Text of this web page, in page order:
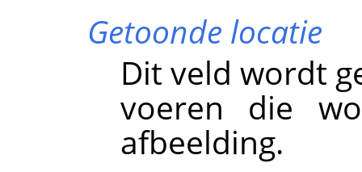
Getoonde locatie
Dit veld wordt
voeren die
afbeelding.